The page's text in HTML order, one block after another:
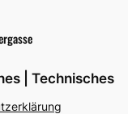
| Technisches